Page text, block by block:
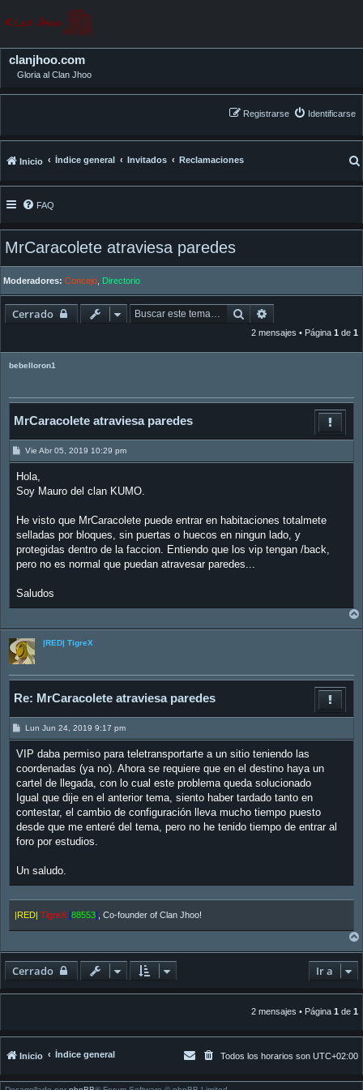
clanjhoo.com
Gloria al Clan Jhoo
Identificarse
Registrarse
Inicio Índice general Invitados Reclamaciones
FAQ
MrCaracolete atraviesa paredes
Moderadores: Concejo Directorio
Cerrado Buscar
2 mensajes • Página 1 de 1
bebelloron1
MrCaracolete atraviesa paredes
M
s
a
Vie Abr 05, 2019 10:29 pm
Hola,
Soy Mauro del clan KUMO.
He visto que MrCaracolete puede entrar en habitaciones totalmete
selladas por bloques, sin puertas o huecos en ningun lado, y
protegidas dentro de la faccion. Entiendo que los vip tengan /back,
pero no es normal que puedan atravesar paredes...
Saludos
|RED| TigreX
Re: MrCaracolete atraviesa paredes
M
s
a
e
Lun Jun 24, 2019 9:17 pm
VIP daba permiso para teletransportarte a un sitio teniendo las
coordenadas (ya no). Ahora se requiere que en el destino haya un
cartel de llegada, con lo cual este problema queda solucionado
Igual que dije en el anterior tema, siento haber tardado tanto en
contestar, el cambio de configuración lleva mucho tiempo puesto
desde que me enteré del tema, pero no he tenido tiempo de entrar al
foro por estudios.
Un saludo.
|RED| TigreX [88553], Co-founder of Clan Jhoo!
Cerrado Ir a
2 mensajes • Página 1 de 1
Inicio Índice general Todos los horarios son UTC+02:00